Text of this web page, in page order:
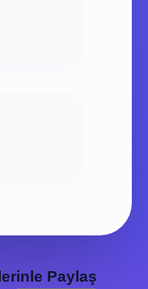
Paylaş